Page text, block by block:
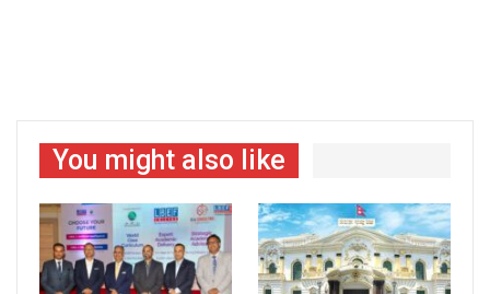
You might also like